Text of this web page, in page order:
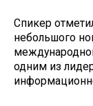
Спикер
небольшого
одним из